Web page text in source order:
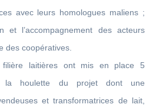
avec leurs homologues maliens ;
et l’accompagnement des acteurs
des coopératives.
laitières ont mis en place 5
la houlette du projet dont une
et transformatrices de lait,